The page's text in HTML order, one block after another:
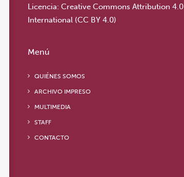
Licencia: Creative Commons Attribution 4.0
International (CC BY 4.0)
Menú
QUIÉNES SOMOS
ARCHIVO IMPRESO
MULTIMEDIA
STAFF
CONTACTO